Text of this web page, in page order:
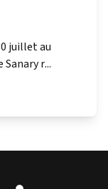
juillet au
r...